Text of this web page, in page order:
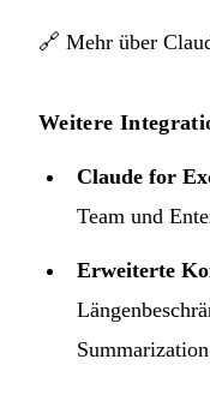
🔗 Mehr über
Weitere
Claude for
Team und
Erweiterte
Summarization